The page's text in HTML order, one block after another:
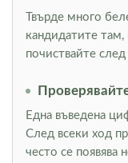
Твърде много
кандидатите там,
почиствайте
Една въведена
След всеки ход
често се появява